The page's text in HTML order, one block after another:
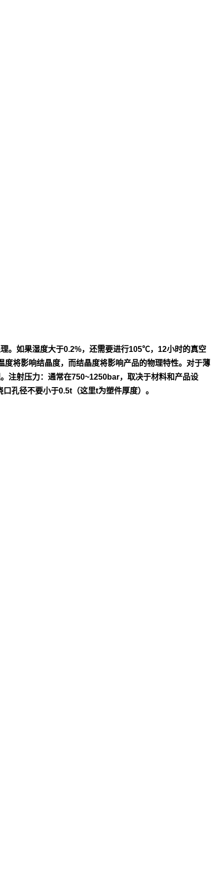
理。如果湿度大于0.2%，还需要进行105℃，12小时的真空
度将影响结晶度，而结晶度将影响产品的物理特性。对于薄
注射压力：通常在750~1250bar，取决于材料和产品设
口孔径不要小于0.5t（这里t为塑件厚度）。